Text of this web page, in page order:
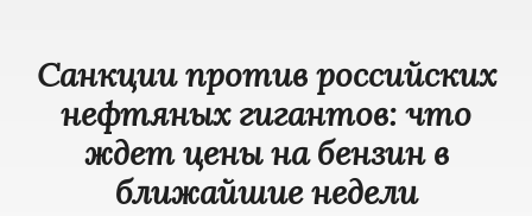
Санкции против российских
нефтяных гигантов: что
ждет цены на бензин в
ближайшие недели